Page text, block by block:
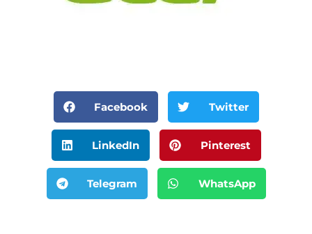
Facebook Twitter
LinkedIn Pinterest
Telegram WhatsApp